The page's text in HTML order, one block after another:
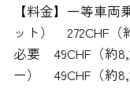
【料金】一等車
ット） 272CHF
必要 49CHF（約
ー） 49CHF（約